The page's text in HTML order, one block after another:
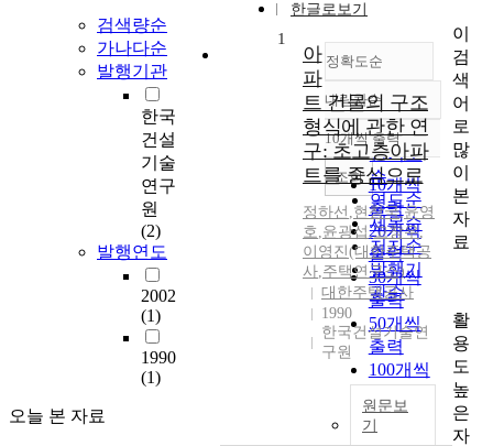
검색량순
가나다순
발행기관
한국
건설
기술
연구
원
(2)
발행연도
2002
(1)
1990
(1)
오늘 본 자료
한글로보기
정확도순
정확도
순
인기도
순
연도순
제목순
저자순
발행기
관순
내림차순
내림차순
10개씩 출력
10개씩
출력
20개씩
출력
30개씩
출력
50개씩
출력
100개씩
조회
1
아
파
트 건물의 구조
형식에 관한 연
구: 초고층아파
트를 중심으로
정하선 ,현창국,윤영
호,윤광섭,고창우,
이영진(대한주택공
사,주택연구소)
대한주택공사
1990
한국건설기술연
구원
원문보
기
이
검
색
어
로
많
이
본
자
료
활
용
도
높
은
자